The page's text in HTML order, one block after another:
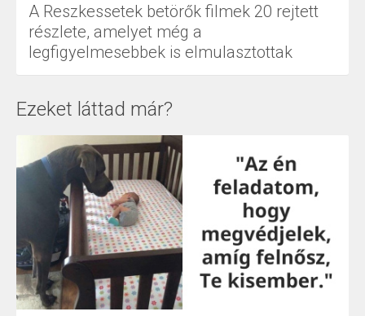
A Reszkessetek betörők filmek 20 rejtett
részlete, amelyet még a
legfigyelmesebbek is elmulasztottak
Ezeket láttad már?